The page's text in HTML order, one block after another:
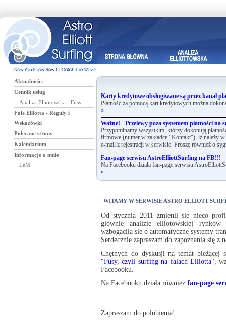
Aktualności
Cennik usług
Analiza Elliotowska - Fusy
Fale Elliotta - Reguły i
Wskazówki
Polecane strony
Kalendarium
Informacje o mnie
LeM
Karty kredytowe obsługiwane są przez kanał
Płatność za pomocą kart kredytowych można
»
Ważne! - Przelewy poza systemem płatności na
Przypominamy wszystkim, którzy dokonują
firmowe (numer w zakładce "Kontakt"), iż należy
e-mail z rejestracji w serwisie. Proszę również o
Fan-page serwisu AstroElliottSurfing na FB!!!
Na Facebooku działa fan-page serwisu
»
WITAMY W SERWISIE ASTRO ELLIOTT
Od stycznia 2011 zmienił się nieco
głównie analizie elliotowskiej rynków
wzbogaciła się o automatyczne systemy
Serdecznie zapraszam do zapoznania się z
Chętnych do dyskusji na temat bieżącej
"Fusy, czyli surfing na falach Elliotta",
Facebooku.
Na Facebooku działa również fan-page
Zapraszam do polubienia!